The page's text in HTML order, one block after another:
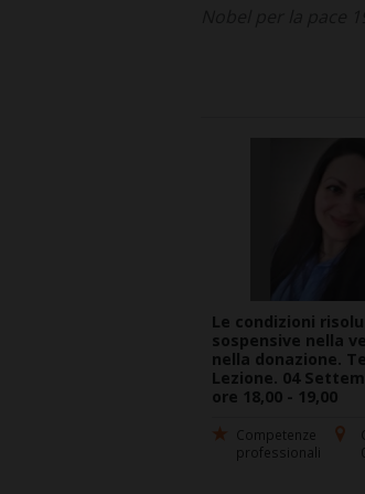
Le condizioni
sospensive nella
nella donazione.
Lezione. 04
ore 18,00 - 19,00
Competenze
professionali